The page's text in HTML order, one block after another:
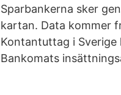
Sparbankerna sker
kartan. Data kommer
Kontantuttag i
Bankomats